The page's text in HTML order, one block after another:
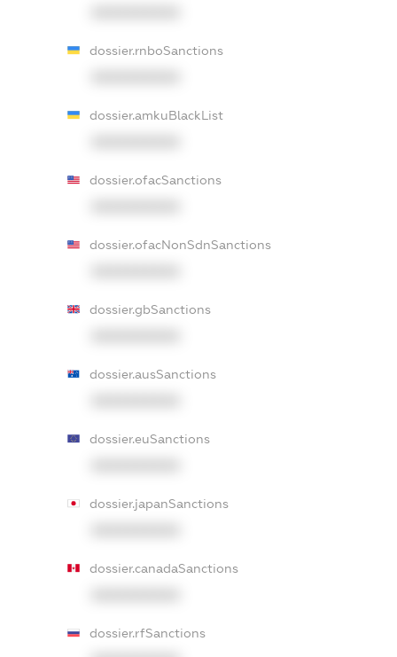
dossier.rnboSanctions
dossier.amkuBlackList
dossier.ofacSanctions
dossier.ofacNonSdnSanctions
dossier.gbSanctions
dossier.ausSanctions
dossier.euSanctions
dossier.japanSanctions
dossier.canadaSanctions
dossier.rfSanctions